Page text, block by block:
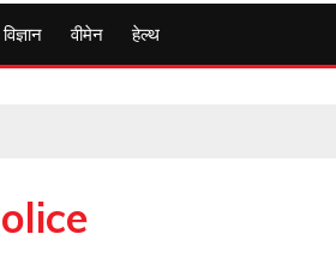
विज्ञान वीमेन हेल्थ